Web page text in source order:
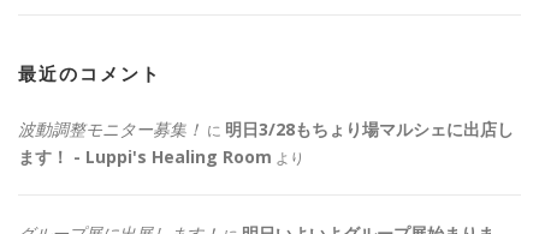
最近のコメント
波動調整モニター募集！ に 明日3/28もちょり場マルシェに出店し
ます！ - Luppi's Healing Room より